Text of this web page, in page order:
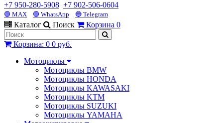
+7 950-280-5908 +7 902-506-0604
🟢 MAX 🟢 WhatsApp 🔵 Telegram
Каталог Поиск Корзина 0
Корзина: 0 0 руб.
Мотоциклы
Мотоциклы BMW
Мотоциклы HONDA
Мотоциклы KAWASAKI
Мотоциклы KTM
Мотоциклы SUZUKI
Мотоциклы YAMAHA